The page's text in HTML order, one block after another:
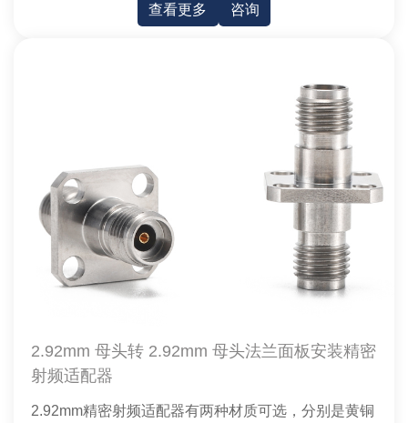
查看更多
咨询
2.92mm 母头转 2.92mm 母头法兰面板安装精密
射频适配器
2.92mm精密射频适配器有两种材质可选，分别是黄铜